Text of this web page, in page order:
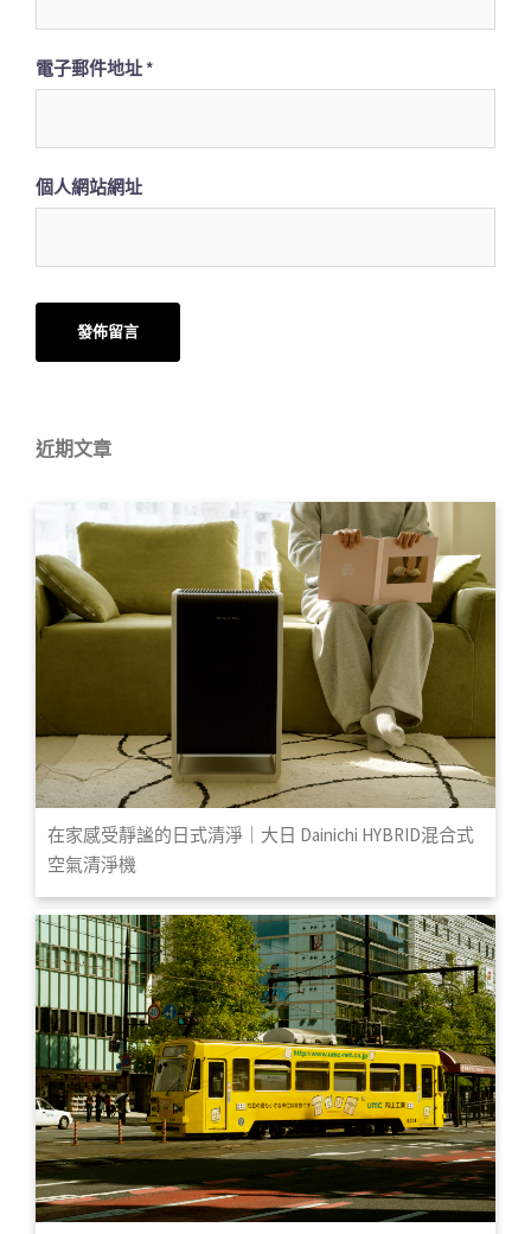
電子郵件地址 *
個人網站網址
近期文章
在家感受靜謐的日式清淨｜大日 Dainichi HYBRID混合式
空氣清淨機